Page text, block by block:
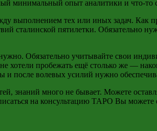
минимальный опыт аналитики и что-то
выполнением тех или иных задач. Как
сталинской пятилетки. Обязательно
Обязательно учитывайте свои
хотели пробежать ещё столько же —
после волевых усилий нужно
знаний много не бывает. Можете
на консультацию ТАРО Вы можете